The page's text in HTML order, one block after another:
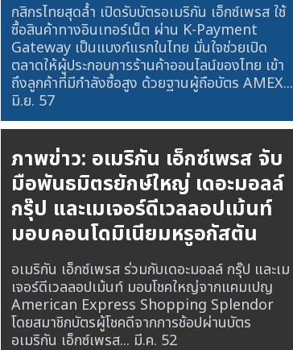
กสิกรไทยสุดล้ำ เปิดรับบัตรอเมริกัน เอ็กซ์เพรส ใช้
ซื้อสินค้าทางอินเทอร์เน็ต ผ่าน K-Payment
Gateway เป็นแบงก์แรกในไทย มั่นใจช่วยเปิด
ตลาดให้ผู้ประกอบการร้านค้าออนไลน์ของไทย เข้า
ถึงลูกค้าที่มีกำลังซื้อสูง ด้วยฐานผู้ถือบัตร AMEX...
มิ.ย. 57
ภาพข่าว: อเมริกัน เอ็กซ์เพรส จับ
มือพันธมิตรยักษ์ใหญ่ เดอะมอลล์
กรุ๊ป และเมเจอร์ดีเวลลอปเม้นท์
มอบคอนโดมิเนียมหรูอกัสตัน
อเมริกัน เอ็กซ์เพรส ร่วมกับเดอะมอลล์ กรุ๊ป และเม
เจอร์ดีเวลลอปเม้นท์ มอบโชคใหญ่จากแคมเปญ
American Express Shopping Splendor
โดยสมาชิกบัตรผู้โชคดีจากการช้อปผ่านบัตร
อเมริกัน เอ็กซ์เพรส... มี.ค. 52